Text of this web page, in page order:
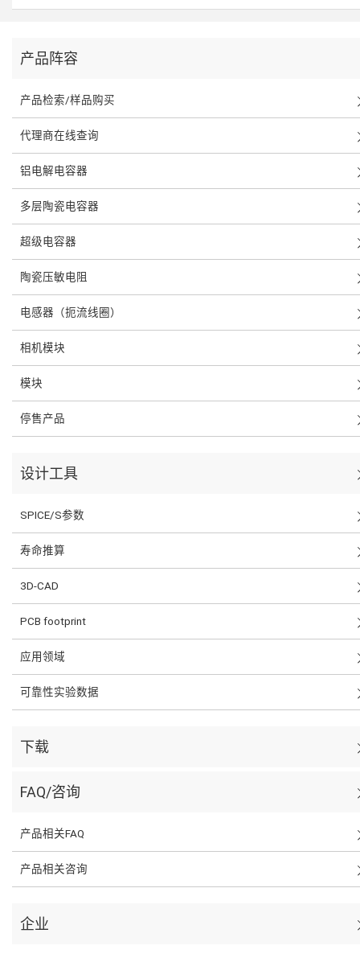
产品阵容
产品检索/样品购买
代理商在线查询
铝电解电容器
多层陶瓷电容器
超级电容器
陶瓷压敏电阻
电感器（扼流线圈）
相机模块
模块
停售产品
设计工具
SPICE/S参数
寿命推算
3D-CAD
PCB footprint
应用领域
可靠性实验数据
下载
FAQ/咨询
产品相关FAQ
产品相关咨询
企业